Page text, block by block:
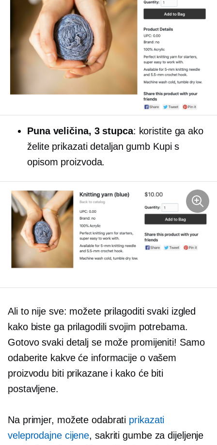
Puna veličina, 3 stupca: koristite ga ako
želite prikazati detaljan gumb Kupi s
opisom proizvoda.
Ali to nije sve: možete prilagoditi svaki izgled
kako biste ga prilagodili svojim potrebama.
Gotovo svaki detalj se može promijeniti! Samo
odaberite kakve će informacije o vašem
proizvodu biti prikazane i kako će biti
postavljene.
Na primjer, možete odabrati prikazati
veleprodajne cijene, sakriti gumbe za dijeljenje